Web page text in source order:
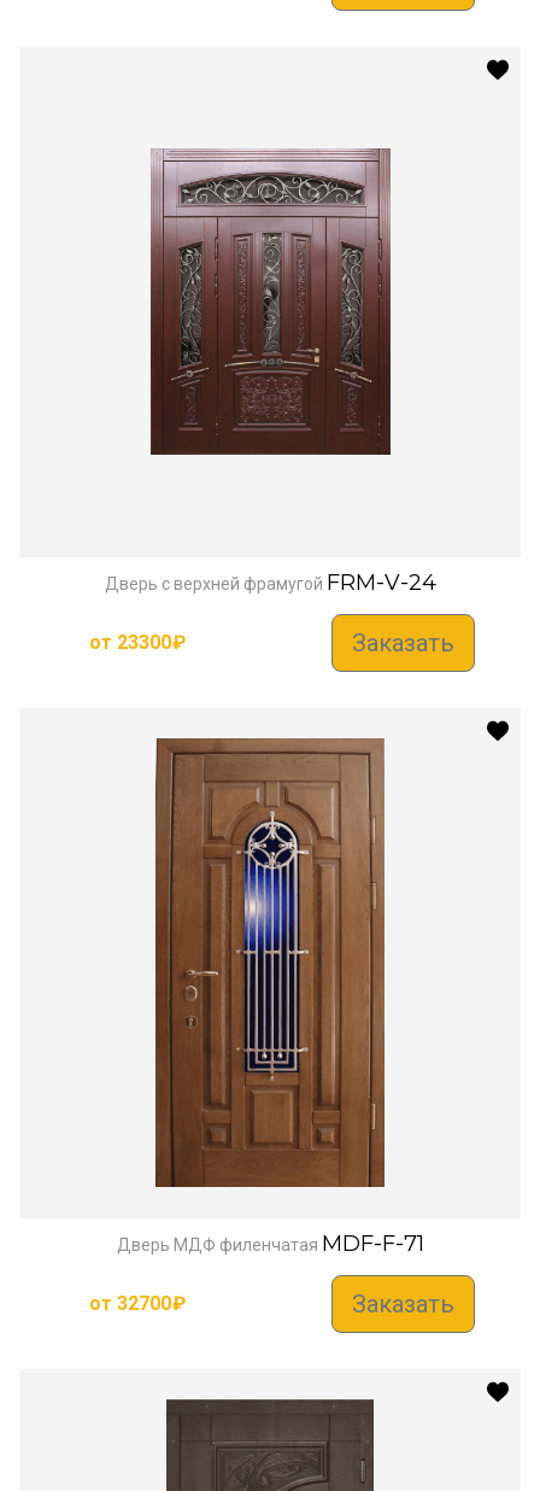
Дверь с верхней фрамугой FRM-V-24
от 23300₽ Заказать
Дверь МДФ филенчатая MDF-F-71
от 32700₽ Заказать